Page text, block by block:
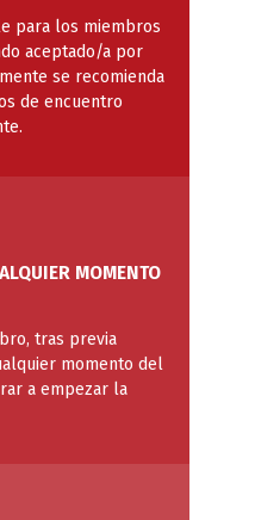
para los miembros
aceptado/a por
se recomienda
de encuentro
MOMENTO
tras previa
momento del
a empezar la